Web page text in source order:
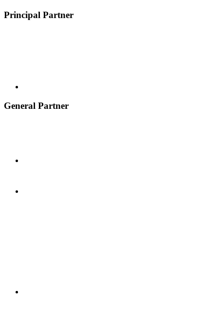
Principal Partner
General Partner